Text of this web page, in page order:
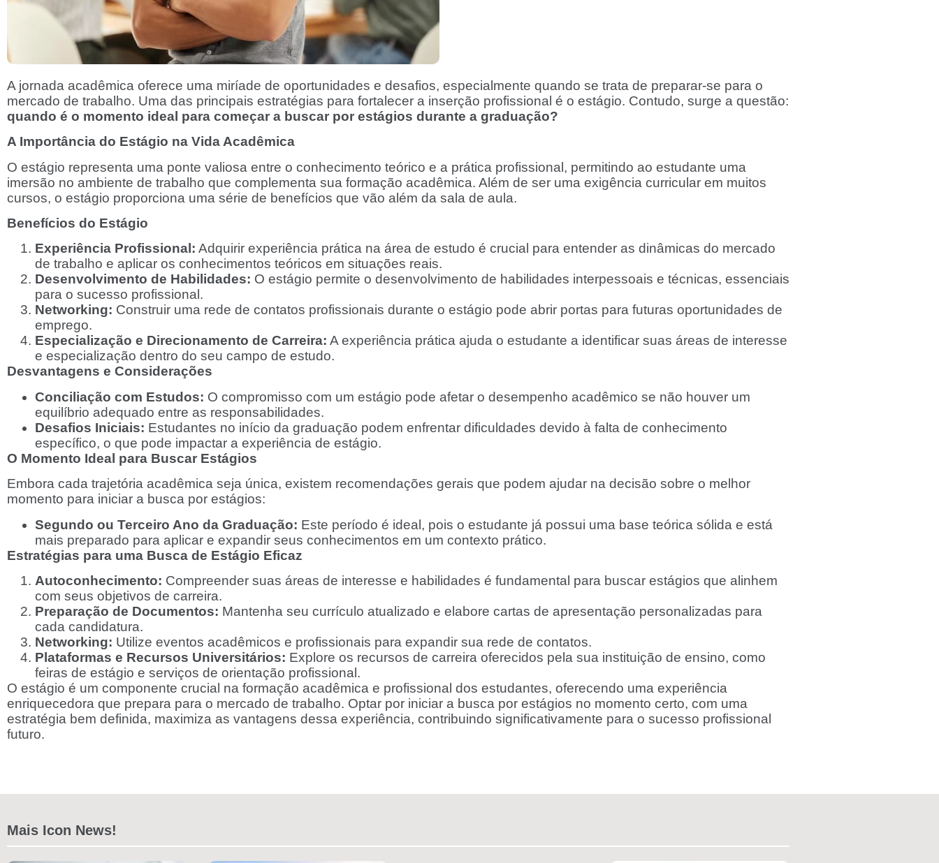
A jornada acadêmica oferece uma miríade de oportunidades e desafios, especialmente quando se trata de preparar-se para o
mercado de trabalho. Uma das principais estratégias para fortalecer a inserção profissional é o estágio. Contudo, surge a questão:
quando é o momento ideal para começar a buscar por estágios durante a graduação?
A Importância do Estágio na Vida Acadêmica
O estágio representa uma ponte valiosa entre o conhecimento teórico e a prática profissional, permitindo ao estudante uma
imersão no ambiente de trabalho que complementa sua formação acadêmica. Além de ser uma exigência curricular em muitos
cursos, o estágio proporciona uma série de benefícios que vão além da sala de aula.
Benefícios do Estágio
Experiência Profissional: Adquirir experiência prática na área de estudo é crucial para entender as dinâmicas do mercado
de trabalho e aplicar os conhecimentos teóricos em situações reais.
Desenvolvimento de Habilidades: O estágio permite o desenvolvimento de habilidades interpessoais e técnicas, essenciais
para o sucesso profissional.
Networking: Construir uma rede de contatos profissionais durante o estágio pode abrir portas para futuras oportunidades de
emprego.
Especialização e Direcionamento de Carreira: A experiência prática ajuda o estudante a identificar suas áreas de interesse
e especialização dentro do seu campo de estudo.
Desvantagens e Considerações
Conciliação com Estudos: O compromisso com um estágio pode afetar o desempenho acadêmico se não houver um
equilíbrio adequado entre as responsabilidades.
Desafios Iniciais: Estudantes no início da graduação podem enfrentar dificuldades devido à falta de conhecimento
específico, o que pode impactar a experiência de estágio.
O Momento Ideal para Buscar Estágios
Embora cada trajetória acadêmica seja única, existem recomendações gerais que podem ajudar na decisão sobre o melhor
momento para iniciar a busca por estágios:
Segundo ou Terceiro Ano da Graduação: Este período é ideal, pois o estudante já possui uma base teórica sólida e está
mais preparado para aplicar e expandir seus conhecimentos em um contexto prático.
Estratégias para uma Busca de Estágio Eficaz
Autoconhecimento: Compreender suas áreas de interesse e habilidades é fundamental para buscar estágios que alinhem
com seus objetivos de carreira.
Preparação de Documentos: Mantenha seu currículo atualizado e elabore cartas de apresentação personalizadas para
cada candidatura.
Networking: Utilize eventos acadêmicos e profissionais para expandir sua rede de contatos.
Plataformas e Recursos Universitários: Explore os recursos de carreira oferecidos pela sua instituição de ensino, como
feiras de estágio e serviços de orientação profissional.
O estágio é um componente crucial na formação acadêmica e profissional dos estudantes, oferecendo uma experiência
enriquecedora que prepara para o mercado de trabalho. Optar por iniciar a busca por estágios no momento certo, com uma
estratégia bem definida, maximiza as vantagens dessa experiência, contribuindo significativamente para o sucesso profissional
futuro.
Mais Icon News!